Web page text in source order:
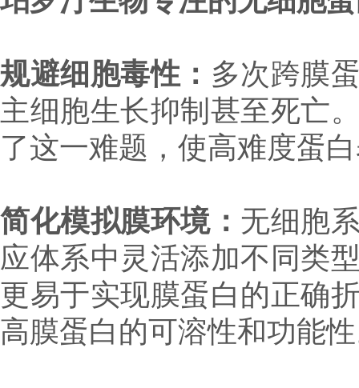
规避细胞毒性： 多次跨膜
主细胞生长抑制甚至死亡
了这一难题，使高难度蛋
简化模拟膜环境： 无细胞
应体系中灵活添加不同类
更易于实现膜蛋白的正确
高膜蛋白的可溶性和功能